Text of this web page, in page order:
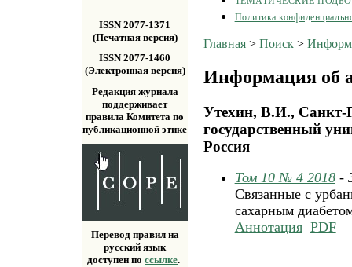
ISSN 2077-1371
(Печатная версия)
ISSN 2077-1460
(Электронная версия)
Редакция журнала
поддерживает
правила Комитета по
публикационной этике
Перевод правил на
русский язык
доступен поссылке.
Политика
Главная> Поиск>
Информация об
Утехин, В.И., Санкт-
государственный
Россия
Том 10 № 4 2018-
Связанные с
сахарным
Аннотация PDF